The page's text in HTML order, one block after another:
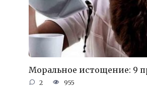
Моральное истощение: 9
2 955